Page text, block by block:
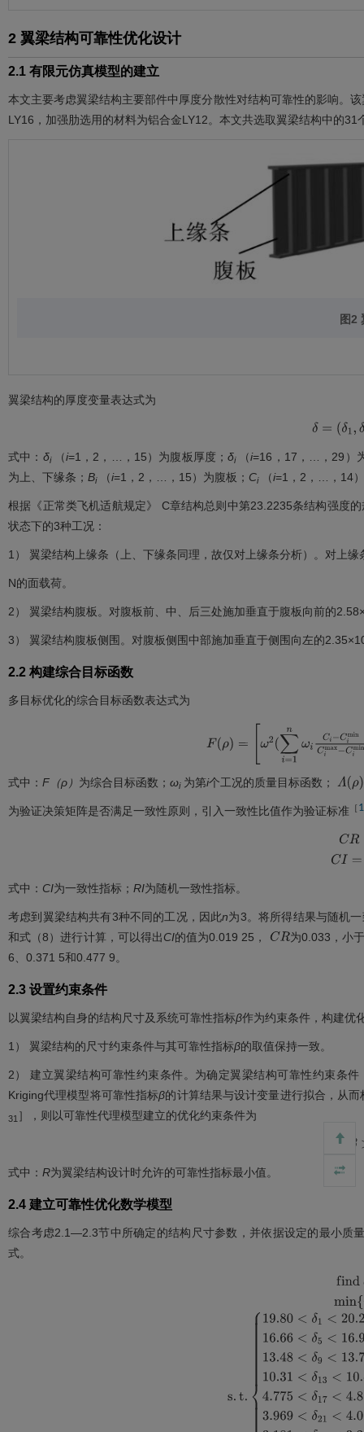
2 翼梁结构可靠性优化设计
2.1 有限元仿真模型的建立
本文主要考虑翼梁结构主要部件中厚度分散性对结构可靠性的影响。
LY16，加强肋选用的材料为铝合金LY12。本文共选取翼梁结构中的
图2
翼梁结构的厚度变量表达式为
δ =(δ 1,δ 2 ,
式中： δi（i=1，2，…，15）为腹板厚度；δi（i=16，17，…，29）
为上、下缘条； Bi（i=1，2，…，15）为腹板； Ci（i=1，2，…，14
根据《正常类飞机适航规定》 C章结构总则中第23.2235条结构强度
状态下的3种工况：
1） 翼梁结构上缘条（上、下缘条同理，故仅对上缘条分析）。对上
N的面载荷。
2） 翼梁结构腹板。对腹板前、中、后三处施加垂直于腹板向前的
3） 翼梁结构腹板侧围。对腹板侧围中部施加垂直于侧围向左的
2.2 构建综合目标函数
多目标优化的综合目标函数表达式为
F( ρ)= ω2( ∑ =1 n ωiCi-CiminC
式中： F（ρ） 为综合目标函数； ωi为第i个工况的质量目标函数； Λ(ρ)
为验证决策矩阵是否满足一致性原则，引入一致性比值作为验证标准 ［
CR=
CI= λm
式中： CI为一致性指标； RI为随机一致性指标。
考虑到翼梁结构共有3种不同的工况，因此n为3。将所得结果与随机
和式（8）进行计算，可以得出CI的值为0.019 25， CR 为0.033，小
6、0.371 5和0.477 9。
2.3 设置约束条件
以翼梁结构自身的结构尺寸及系统可靠性指标β作为约束条件，构建优
1） 翼梁结构的尺寸约束条件与其可靠性指标β的取值保持一致。
2） 建立翼梁结构可靠性约束条件。为确定翼梁结构可靠性约束条
Kriging代理模型将可靠性指标β的计算结果与设计变量进行拟合，从
31 ］，则以可靠性代理模型建立的优化约束条件为
>
式中： R为翼梁结构设计时允许的可靠性指标最小值。
2.4 建立可靠性优化数学模型
综合考虑2.1—2.3节中所确定的结构尺寸参数，并依据设定的最小质
式。
find
minm
s. t.19.80< δ1<20.20 18.29